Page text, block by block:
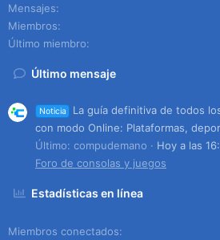
Mensajes
Miembros
Último miembro
Último mensaje
Noticia
La guía definitiva de todos
con modo Online: Plataformas,
Último: compudemano
Hoy a las
Foro de consolas y juegos
Estadísticas en línea
Miembros conectados